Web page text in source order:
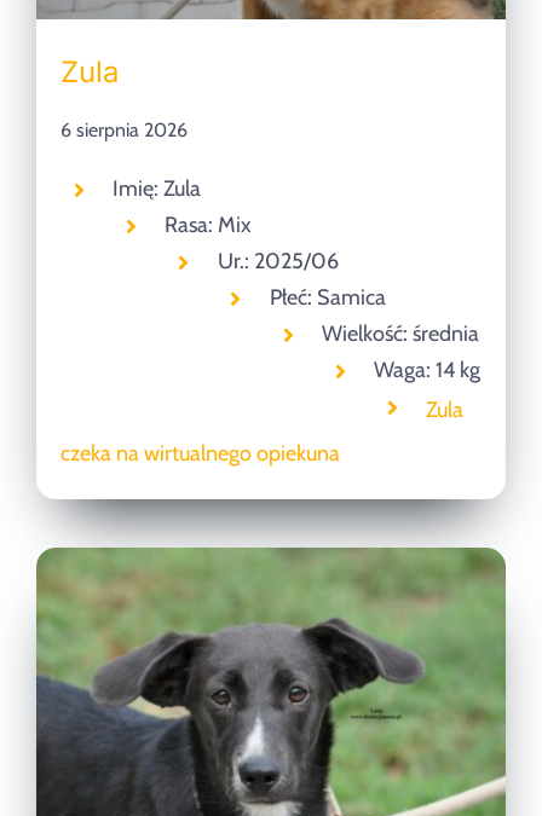
Zula
6 sierpnia 2026
Imię: Zula
Rasa: Mix
Ur.: 2025/06
Płeć: Samica
Wielkość: średnia
Waga: 14 kg
Zula
czeka na wirtualnego opiekuna